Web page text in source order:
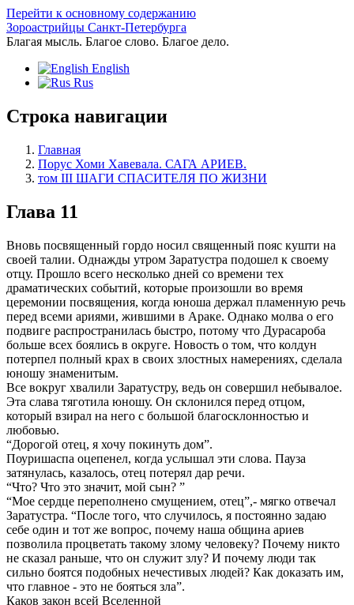
Перейти к основному содержанию
Зороастрийцы Санкт-Петербурга
Благая мысль. Благое слово. Благое дело.
English
Rus
Строка навигации
Главная
Порус Хоми Хавевала. САГА АРИЕВ.
том III ШАГИ СПАСИТЕЛЯ ПО ЖИЗНИ
Глава 11
Вновь посвященный гордо носил священный пояс кушти на
своей талии. Однажды утром Заратустра подошел к своему
отцу. Прошло всего несколько дней со времени тех
драматических событий, которые произошли во время
церемонии посвящения, когда юноша держал пламенную речь
перед всеми ариями, жившими в Араке. Однако молва о его
подвиге распространилась быстро, потому что Дурасароба
больше всех боялись в округе. Новость о том, что колдун
потерпел полный крах в своих злостных намерениях, сделала
юношу знаменитым.
Все вокруг хвалили Заратустру, ведь он совершил небывалое.
Эта слава тяготила юношу. Он склонился перед отцом,
который взирал на него с большой благосклонностью и
любовью.
“Дорогой отец, я хочу покинуть дом”.
Поуришаспа оцепенел, когда услышал эти слова. Пауза
затянулась, казалось, отец потерял дар речи.
“Что? Что это значит, мой сын? ”
“Мое сердце переполнено смущением, отец”,- мягко отвечал
Заратустра. “После того, что случилось, я постоянно задаю
себе один и тот же вопрос, почему наша община ариев
позволила процветать такому злому человеку? Почему никто
не сказал раньше, что он служит злу? И почему люди так
сильно боятся подобных нечестивых людей? Как доказать им,
что главное - это не бояться зла”.
Каков закон всей Вселенной